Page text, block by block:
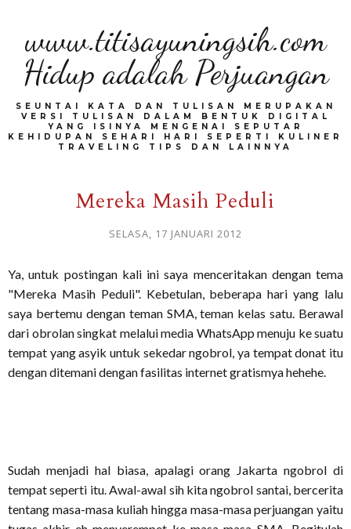
www.titisayuningsih.com
Hidup adalah Perjuangan
SEUNTAI KATA DAN TULISAN MERUPAKAN
VERSI TULISAN DALAM BENTUK DIGITAL
YANG ISINYA MENGENAI SEPUTAR
KEHIDUPAN SEHARI HARI SEPERTI KULINER
TRAVELING TIPS DAN LAINNYA
Mereka Masih Peduli
SELASA, 17 JANUARI 2012
Ya, untuk postingan kali ini saya menceritakan dengan tema
"Mereka Masih Peduli". Kebetulan, beberapa hari yang lalu
saya bertemu dengan teman SMA, teman kelas satu. Berawal
dari obrolan singkat melalui media WhatsApp menuju ke suatu
tempat yang asyik untuk sekedar ngobrol, ya tempat donat itu
dengan ditemani dengan fasilitas internet gratismya hehehe.
Sudah menjadi hal biasa, apalagi orang Jakarta ngobrol di
tempat seperti itu. Awal-awal sih kita ngobrol santai, bercerita
tentang masa-masa kuliah hingga masa-masa perjuangan yaitu